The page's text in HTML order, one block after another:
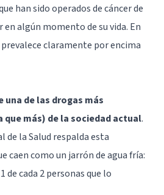
han sido operados de cáncer de
algún momento de su vida. En
claramente por encima
una de las drogas más
más) de la sociedad actual.
de la Salud respalda esta
caen como un jarrón de agua fría:
cada 2 personas que lo